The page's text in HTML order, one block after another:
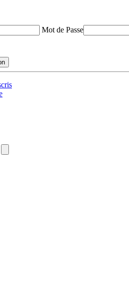
Mot de Passe